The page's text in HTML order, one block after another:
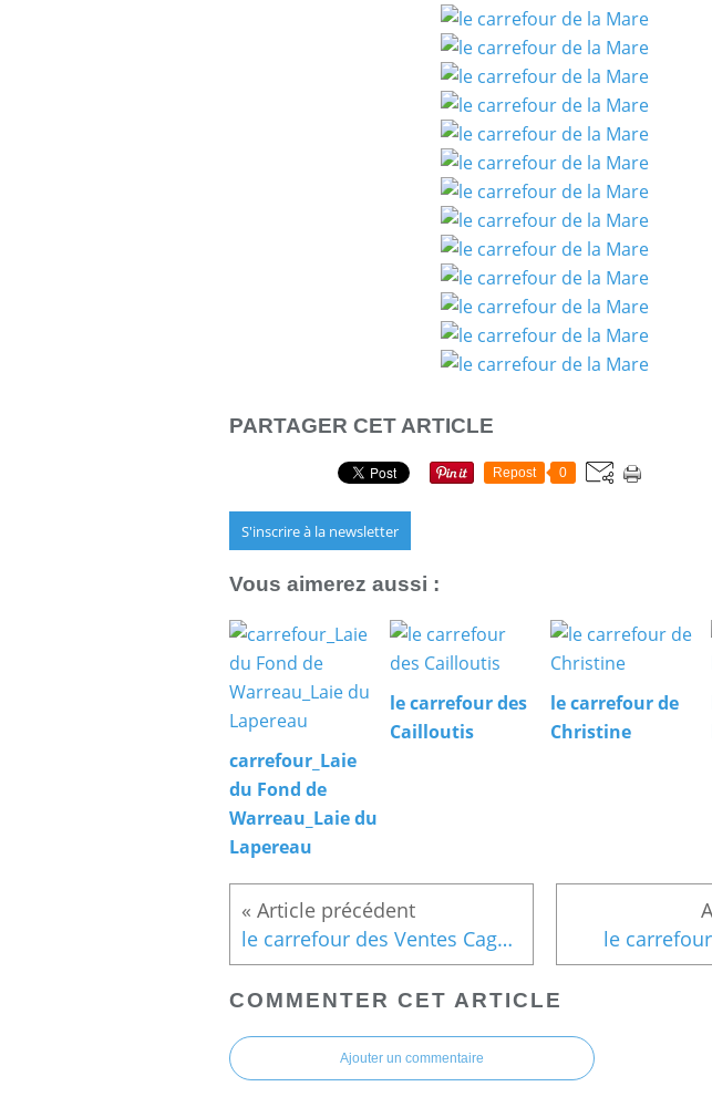
PARTAGER CET ARTICLE
Repost 0
S'inscrire à la newsletter
Vous aimerez aussi :
carrefour_Laie
du Fond de
Warreau_Laie du
Lapereau
le carrefour des
Cailloutis
le carrefour de
Christine
le carrefour des Ventes Cagniard le
COMMENTER CET ARTICLE
Ajouter un commentaire